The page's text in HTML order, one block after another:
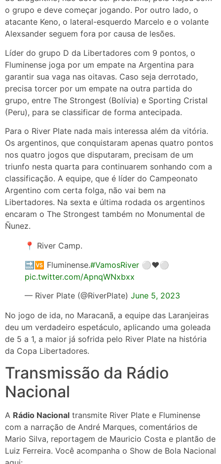
o grupo e deve começar jogando. Por outro lado, o
atacante Keno, o lateral-esquerdo Marcelo e o volante
Alexsander seguem fora por causa de lesões.
Líder do grupo D da Libertadores com 9 pontos, o
Fluminense joga por um empate na Argentina para
garantir sua vaga nas oitavas. Caso seja derrotado,
precisa torcer por um empate na outra partida do
grupo, entre The Strongest (Bolívia) e Sporting Cristal
(Peru), para se classificar de forma antecipada.
Para o River Plate nada mais interessa além da vitória.
Os argentinos, que conquistaram apenas quatro pontos
nos quatro jogos que disputaram, precisam de um
triunfo nesta quarta para continuarem sonhando com a
classificação. A equipe, que é líder do Campeonato
Argentino com certa folga, não vai bem na
Libertadores. Na sexta e última rodada os argentinos
encaram o The Strongest também no Monumental de
Ñunez.
📍 River Camp.
🔜🆚 Fluminense.#VamosRiver ⚪❤️⚪
pic.twitter.com/ApnqWNxbxx
— River Plate (@RiverPlate) June 5, 2023
No jogo de ida, no Maracanã, a equipe das Laranjeiras
deu um verdadeiro espetáculo, aplicando uma goleada
de 5 a 1, a maior já sofrida pelo River Plate na história
da Copa Libertadores.
Transmissão da Rádio
Nacional
A Rádio Nacional transmite River Plate e Fluminense
com a narração de André Marques, comentários de
Mario Silva, reportagem de Mauricio Costa e plantão de
Luiz Ferreira. Você acompanha o Show de Bola Nacional